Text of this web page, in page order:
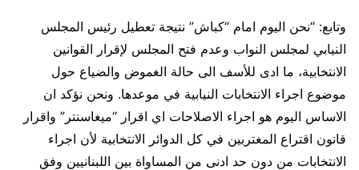
وتابع: “نحن اليوم امام “كباش” نتيجة تعطيل رئيس المجلس
النيابي لمجلس النواب وعدم فتح المجلس لإقرار القوانين
الانتخابية، ما ادى للأسف الى حالة الغموض والضياع حول
موضوع اجراء الانتخابات النيابية في موعدها. ونحن نؤكد ان
الاساس اليوم هو اجراء الاصلاحات اي اقرار “ميغاسنتر” واقرار
قانون اقتراع المغتربين في كل الدوائر الانتخابية لأن اجراء
الانتخابات من دون حد ادنى من المساواة بين اللبنانيين وفق